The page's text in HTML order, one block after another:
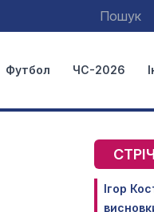
Футбол ЧС-2026
Ігор